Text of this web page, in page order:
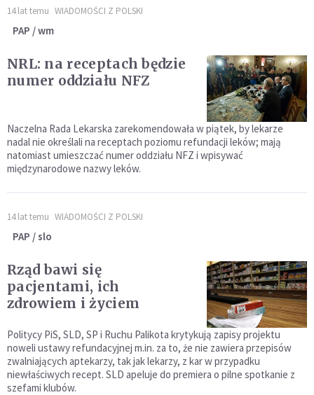
14 lat temu WIADOMOŚCI Z POLSKI
PAP / wm
NRL: na receptach będzie
numer oddziału NFZ
Naczelna Rada Lekarska zarekomendowała w piątek, by lekarze
nadal nie określali na receptach poziomu refundacji leków; mają
natomiast umieszczać numer oddziału NFZ i wpisywać
międzynarodowe nazwy leków.
14 lat temu WIADOMOŚCI Z POLSKI
PAP / slo
Rząd bawi się
pacjentami, ich
zdrowiem i życiem
Politycy PiS, SLD, SP i Ruchu Palikota krytykują zapisy projektu
noweli ustawy refundacyjnej m.in. za to, że nie zawiera przepisów
zwalniających aptekarzy, tak jak lekarzy, z kar w przypadku
niewłaściwych recept. SLD apeluje do premiera o pilne spotkanie z
szefami klubów.